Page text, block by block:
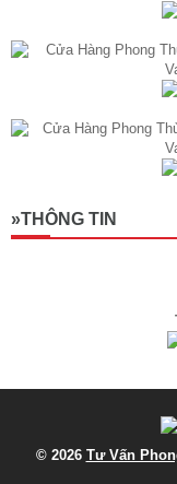
»THÔNG TIN
© 2026 Tư Vấn